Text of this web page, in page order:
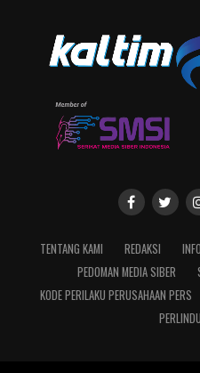
TENTANG KAMI REDAKSI
PEDOMAN MEDIA SIBER
KODE PERILAKU PERUSAHAAN PERS